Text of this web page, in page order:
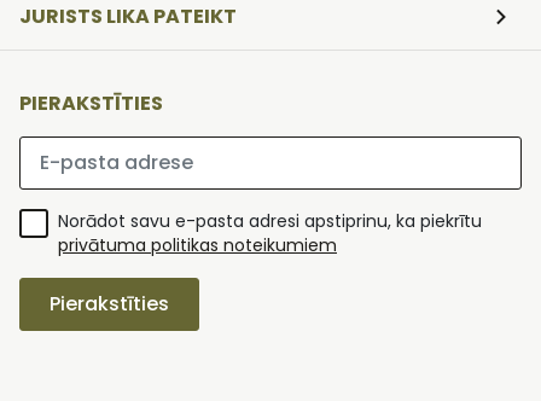
JURISTS LIKA PATEIKT
PIERAKSTĪTIES
Lūdzu ievadiet e-pasta adresi
Norādot savu e-pasta adresi apstiprinu, ka piekrītu
privātuma politikas noteikumiem
Pierakstīties